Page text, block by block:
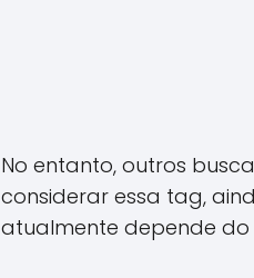
No entanto, outros
considerar essa tag,
atualmente depende